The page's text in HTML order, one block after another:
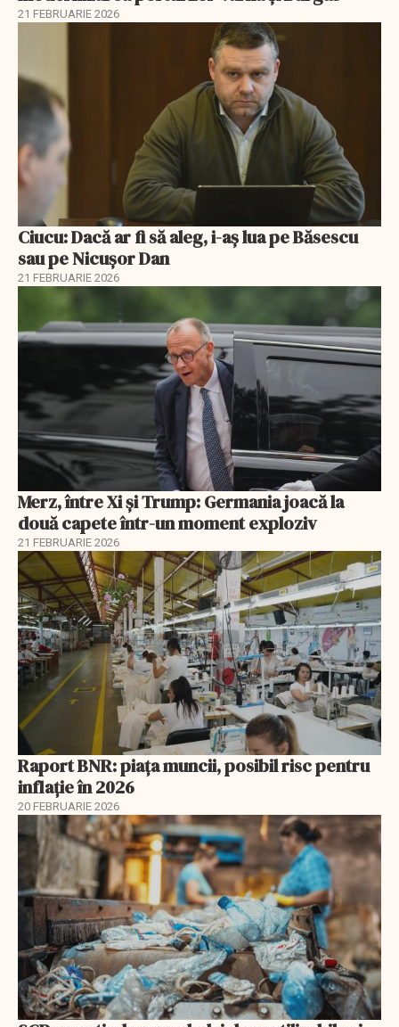
21 FEBRUARIE 2026
Ciucu: Dacă ar fi să aleg, i-aș lua pe Băsescu
sau pe Nicușor Dan
21 FEBRUARIE 2026
Merz, între Xi și Trump: Germania joacă la
două capete într-un moment exploziv
21 FEBRUARIE 2026
Raport BNR: piața muncii, posibil risc pentru
inflație în 2026
20 FEBRUARIE 2026